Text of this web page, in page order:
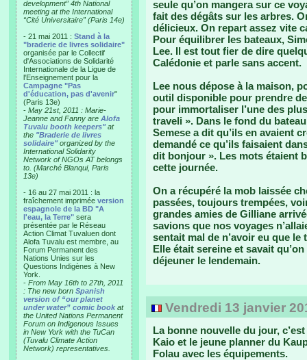
development” 4th National
meeting at the International
“Cité Universitaire” (Paris 14e)
- 21 mai 2011 : Stand à la
"braderie de livres solidaire"
organisée par le Collectif
d'Associations de Solidarité
Internationale de la Ligue de
l'Enseignement pour la
Campagne "Pas
d'éducation, pas d'avenir"
(Paris 13e)
- May 21st, 2011 : Marie-
Jeanne and Fanny are Alofa
Tuvalu booth keepers"at
the "Braderie de livres
solidaire"organized by the
International Solidarity
Network of NGOs AT belongs
to. (Marché Blanqui, Paris
13e)
- 16 au 27 mai 2011 : la
fraîchement imprimée version
espagnole de la BD "A
l'eau, la Terre" sera
présentée par le Réseau
Action Climat Tuvaluen dont
Alofa Tuvalu est membre, au
Forum Permanent des
Nations Unies sur les
Questions Indigènes à New
York.
- From May 16th to 27th, 2011
: The new born Spanish
version of “our planet
under water” comic book at
the United Nations Permanent
Forum on Indigenous Issues
in New York with the TuCan
(Tuvalu Climate Action
Network) representatives.
seule qu’on mangera sur ce
fait des dégâts sur les arbres.
délicieux. On repart assez vite
Pour équilibrer les bateaux,
Lee. Il est tout fier de dire
Calédonie et parle sans accent.
Lee nous dépose à la maison,
outil disponible pour prendre
pour immortaliser l’une des
traveli ». Dans le fond du
Semese a dit qu’ils en avaient
demandé ce qu’ils faisaient
dit bonjour ». Les mots étaient
cette journée.
On a récupéré la mob laissée
passées, toujours trempées,
grandes amies de Gilliane
savions que nos voyages
sentait mal de n’avoir eu que le
Elle était sereine et savait
déjeuner le lendemain.
Vendredi 13 janvier
La bonne nouvelle du jour,
Kaio et le jeune planner du
Folau avec les équipements.